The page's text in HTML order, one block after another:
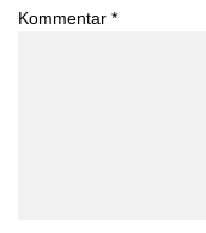
Kommentar *